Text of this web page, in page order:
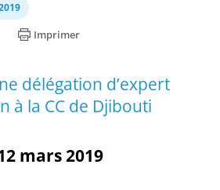
Imprimer
délégation d’expert
à la CC de Djibouti
mars 2019